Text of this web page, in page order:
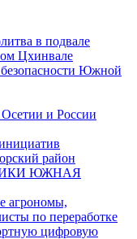
в подвале
Цхинвале
безопасности Южной
и России
район
ЮЖНАЯ
агрономы,
по переработке
цифровую